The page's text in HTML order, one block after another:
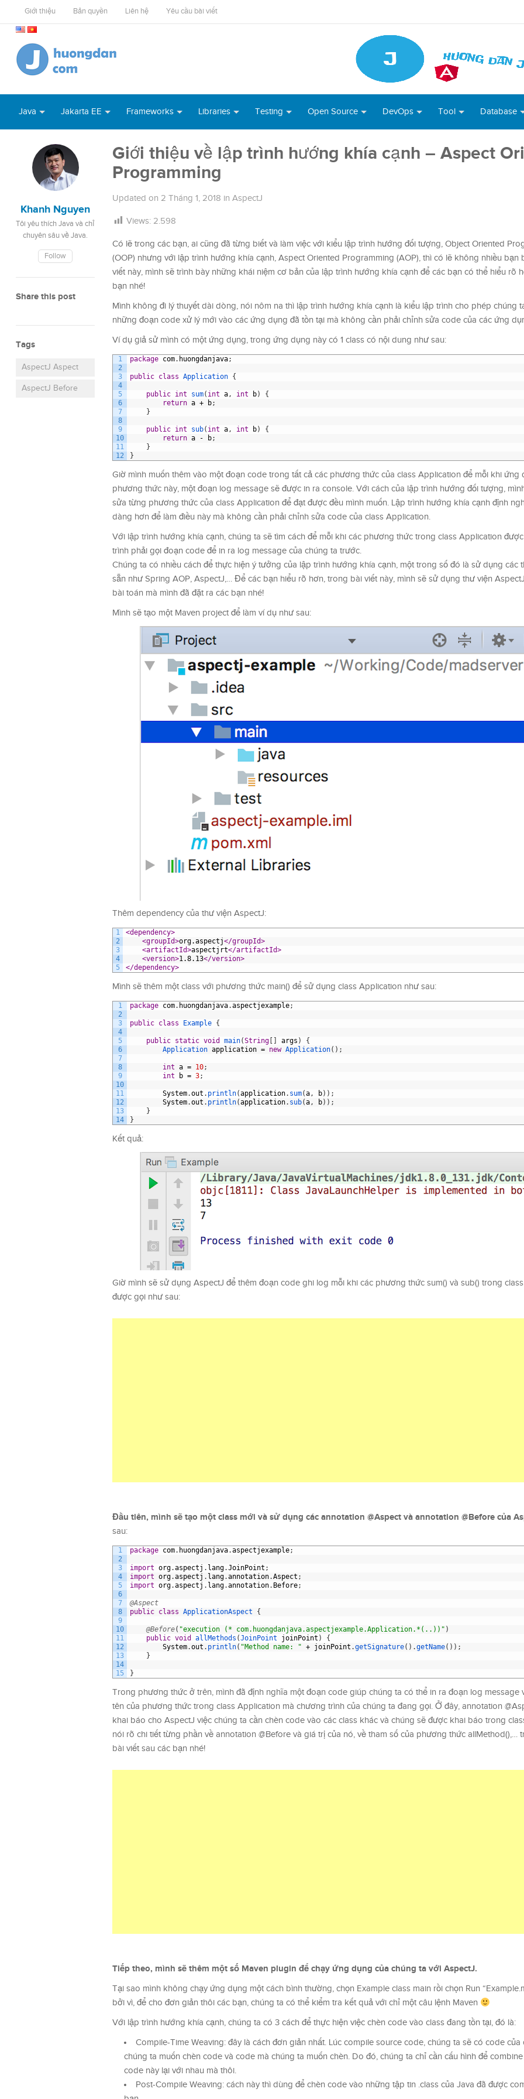
Giới thiệu Bản quyền Liên hệ Yêu cầu bài viết
Java Jakarta EE Frameworks Libraries Testing Open Source DevOps Tool Database
Khanh Nguyen
Tôi yêu thích Java và chỉ
chuyên sâu về Java.
Follow
Share this post
Tags
AspectJ Aspect
AspectJ Before
Giới thiệu về lập trình hướng khía cạnh – Aspect
Programming
Updated on 2 Tháng 1, 2018 in AspectJ
Views: 2.598
Có lẽ trong các bạn, ai cũng đã từng biết và làm việc với kiểu lập trình hướng đối tượng, Object Oriented
(OOP) nhưng với lập trình hướng khía cạnh, Aspect Oriented Programming (AOP), thì có lẽ không nhiều bạn
viết này, mình sẽ trình bày những khái niệm cơ bản của lập trình hướng khía cạnh để các bạn có thể hiểu rõ
bạn nhé!
Mình không đi lý thuyết dài dòng, nói nôm na thì lập trình hướng khía cạnh là kiểu lập trình cho phép chúng
những đoạn code xử lý mới vào các ứng dụng đã tồn tại mà không cần phải chỉnh sửa code của các ứng
Ví dụ giả sử mình có một ứng dụng, trong ứng dụng này có 1 class có nội dung như sau:
1
2
3
4
5
6
7
8
9
10
11
12
package com. huongdanjava;
public class Application {
public int sum( int a, int b)
{
return a + b;
}
public int sub( int a, int b)
{
return a - b;
}
}
Giờ mình muốn thêm vào một đoạn code trong tất cả các phương thức của class Application để mỗi khi ứng
phương thức này, một đoạn log message sẽ được in ra console. Với cách của lập trình hướng đối tượng,
sửa từng phương thức của class Application để đạt được đều mình muốn. Lập trình hướng khía cạnh định
dàng hơn để làm điều này mà không cần phải chỉnh sửa code của class Application.
Với lập trình hướng khía cạnh, chúng ta sẽ tìm cách để mỗi khi các phương thức trong class Application
trình phải gọi đoạn code để in ra log message của chúng ta trước.
Chúng ta có nhiều cách để thực hiện ý tưởng của lập trình hướng khía cạnh, một trong số đó là sử dụng các
sẵn như Spring AOP, AspectJ,… Để các bạn hiểu rõ hơn, trong bài viết này, mình sẽ sử dụng thư viện
bài toán mà mình đã đặt ra các bạn nhé!
Mình sẽ tạo một Maven project để làm ví dụ như sau:
Thêm dependency của thư viện AspectJ:
1
2
3
4
5
<dependency>
<groupId>org.aspectj</groupId>
<artifactId>aspectjrt</artifactId>
<version>1.8.13</version>
</dependency>
Mình sẽ thêm một class với phương thức main() để sử dụng class Application như sau:
1
2
3
4
5
6
7
8
9
10
11
12
13
14
package com. huongdanjava.aspectjexample;
public class Example {
public static void main(String args )
{
Application application = new Application( ) ;
int a = 10;
int
b = 3;
System.out . println(application. sum(a, b) ) ;
System.out . println(application. sub(a, b) ) ;
}
}
Kết quả:
Giờ mình sẽ sử dụng AspectJ để thêm đoạn code ghi log mỗi khi các phương thức sum() và sub() trong
được gọi như sau:
Đầu tiên, mình sẽ tạo một class mới và sử dụng các annotation @Aspect và annotation @Before của
sau:
1
2
3
4
5
6
7
8
9
10
11
12
13
14
15
package com. huongdanjava.aspectjexample;
import org.aspectj . lang.JoinPoint ;
import org.aspectj . lang.annotation.Aspect ;
import org.aspectj . lang.annotation. Before;
@Aspect
public class ApplicationAspect {
@Before( "execution (* com.huongdanjava.aspectjexample.Application.*(..))" )
public void allMethods (JoinPoint joinPoint )
{
System.out . println( "Method name: " + joinPoint .getSignature( ) .getName( ) ) ;
}
}
Trong phương thức ở trên, mình đã định nghĩa một đoạn code giúp chúng ta có thể in ra đoạn log message
tên của phương thức trong class Application mà chương trình của chúng ta đang gọi. Ở đây, annotation
khai báo cho AspectJ việc chúng ta cần chèn code vào các class khác và chúng sẽ được khai báo trong
nói rõ chi tiết từng phần về annotation @Before và giá trị của nó, về tham số của phương thức allMethod(),…
bài viết sau các bạn nhé!
Tiếp theo, mình sẽ thêm một số Maven plugin để chạy ứng dụng của chúng ta với AspectJ.
Tại sao mình không chạy ứng dụng một cách bình thường, chọn Example class main rồi chọn Run
bởi vì, để cho đơn giản thôi các bạn, chúng ta có thể kiểm tra kết quả với chỉ một câu lệnh Maven
Với lập trình hướng khía cạnh, chúng ta có 3 cách để thực hiện việc chèn code vào class đang tồn tại, đó là:
Compile-Time Weaving: đây là cách đơn giản nhất. Lúc compile source code, chúng ta sẽ có code của
chúng ta muốn chèn code và code mà chúng ta muốn chèn. Do đó, chúng ta chỉ cần cấu hình để
code này lại với nhau mà thôi.
Post-Compile Weaving: cách này thì dùng để chèn code vào những tập tin .class của Java đã được